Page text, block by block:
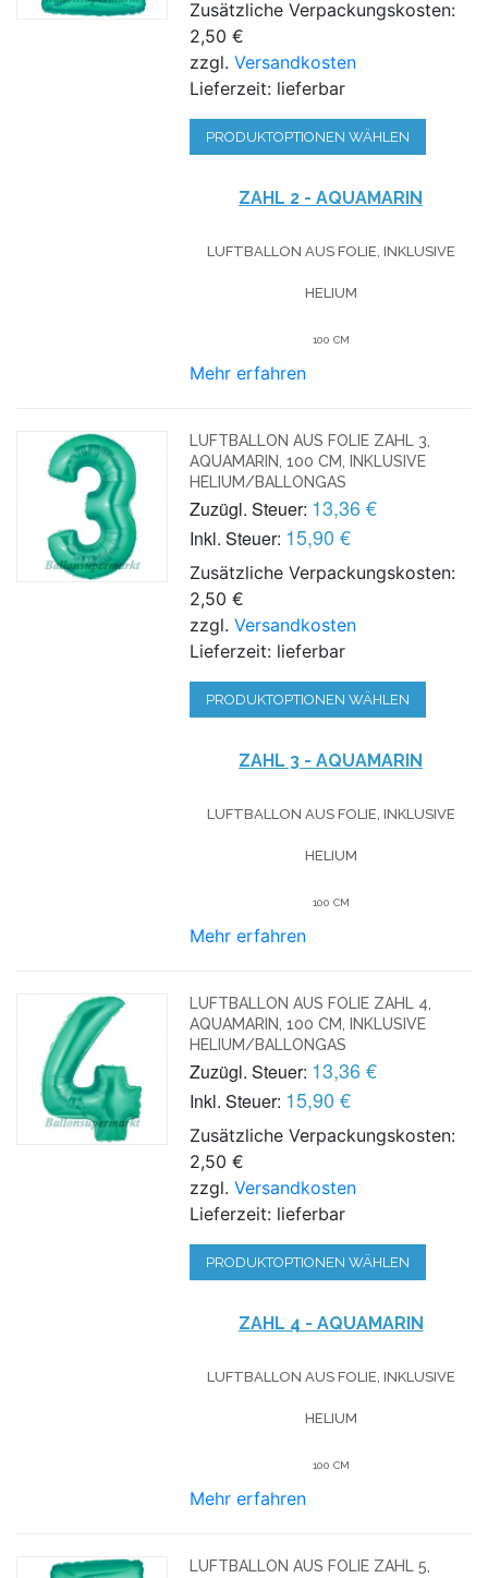
Zusätzliche Verpackungskosten:
2,50 €
zzgl.Versandkosten
Lieferzeit: lieferbar
PRODUKTOPTIONEN WÄHLEN
ZAHL 2 - AQUAMARIN
LUFTBALLON AUS FOLIE, INKLUSIVE
HELIUM
100 CM
Mehr erfahren
LUFTBALLON AUS FOLIE ZAHL 3,
AQUAMARIN, 100 CM, INKLUSIVE
HELIUM/BALLONGAS
Zuzügl. Steuer: 13,36 €
Inkl. Steuer: 15,90 €
Zusätzliche Verpackungskosten:
2,50 €
zzgl.Versandkosten
Lieferzeit: lieferbar
PRODUKTOPTIONEN WÄHLEN
ZAHL 3 - AQUAMARIN
LUFTBALLON AUS FOLIE, INKLUSIVE
HELIUM
100 CM
Mehr erfahren
LUFTBALLON AUS FOLIE ZAHL 4,
AQUAMARIN, 100 CM, INKLUSIVE
HELIUM/BALLONGAS
Zuzügl. Steuer: 13,36 €
Inkl. Steuer: 15,90 €
Zusätzliche Verpackungskosten:
2,50 €
zzgl.Versandkosten
Lieferzeit: lieferbar
PRODUKTOPTIONEN WÄHLEN
ZAHL 4 - AQUAMARIN
LUFTBALLON AUS FOLIE, INKLUSIVE
HELIUM
100 CM
Mehr erfahren
LUFTBALLON AUS FOLIE ZAHL 5,